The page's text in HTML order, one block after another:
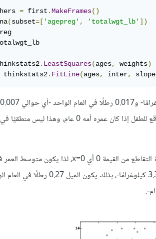
= first .MakeFrames()
(subset=[ 'agepreg' , 'totalwgt_lb' ])
. LeastSquares(ages, weights)
thinkstats2. FitLine(ages, inter, slope
ومن الصعب تفسير هذه القيم بهذه الصورة، حيث تُعَدّ نقطة التقاطع الوزن